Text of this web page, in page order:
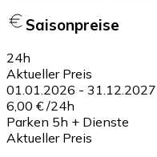
Saisonpreise
24h
Aktueller Preis
01.01.2026 - 31.12.2027
6,00 € /24h
Parken 5h + Dienste
Aktueller Preis